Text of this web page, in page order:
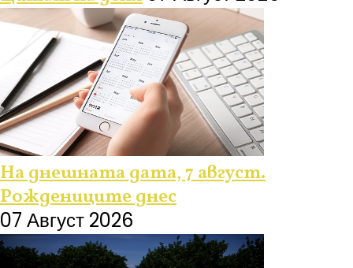
На днешната дата, 7 август.
Рождениците днес
07 Август 2026